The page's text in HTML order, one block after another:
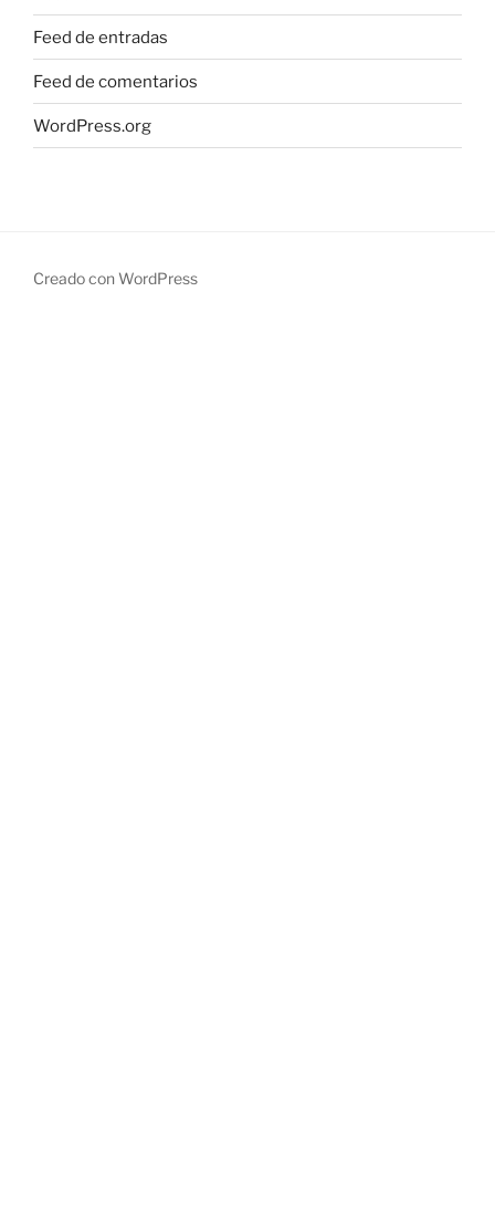
Feed de entradas
Feed de comentarios
WordPress.org
Creado con WordPress